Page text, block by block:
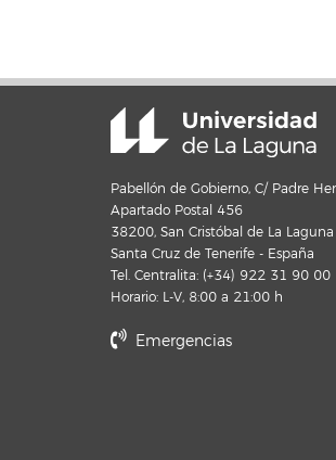
Pabellón de Gobierno, C/ Padre
Apartado Postal 456
38200, San Cristóbal de La Laguna
Santa Cruz de Tenerife - España
Tel. Centralita: (+34) 922 31 90 00
Horario: L-V, 8:00 a 21:00 h
Emergencias